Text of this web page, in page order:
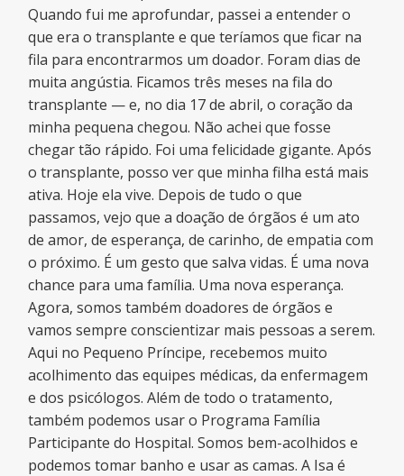
Quando fui me aprofundar, passei a entender o
que era o transplante e que teríamos que ficar na
fila para encontrarmos um doador. Foram dias de
muita angústia. Ficamos três meses na fila do
transplante — e, no dia 17 de abril, o coração da
minha pequena chegou. Não achei que fosse
chegar tão rápido. Foi uma felicidade gigante. Após
o transplante, posso ver que minha filha está mais
ativa. Hoje ela vive. Depois de tudo o que
passamos, vejo que a doação de órgãos é um ato
de amor, de esperança, de carinho, de empatia com
o próximo. É um gesto que salva vidas. É uma nova
chance para uma família. Uma nova esperança.
Agora, somos também doadores de órgãos e
vamos sempre conscientizar mais pessoas a serem.
Aqui no Pequeno Príncipe, recebemos muito
acolhimento das equipes médicas, da enfermagem
e dos psicólogos. Além de todo o tratamento,
também podemos usar o Programa Família
Participante do Hospital. Somos bem-acolhidos e
podemos tomar banho e usar as camas. A Isa é